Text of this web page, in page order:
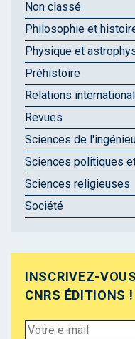
Non classé
Philosophie et
Physique et
Préhistoire
Relations
Revues
Sciences de
Sciences politiques
Sciences religieuses
Société
INSCRIVEZ-
CNRS ÉDITIONS !